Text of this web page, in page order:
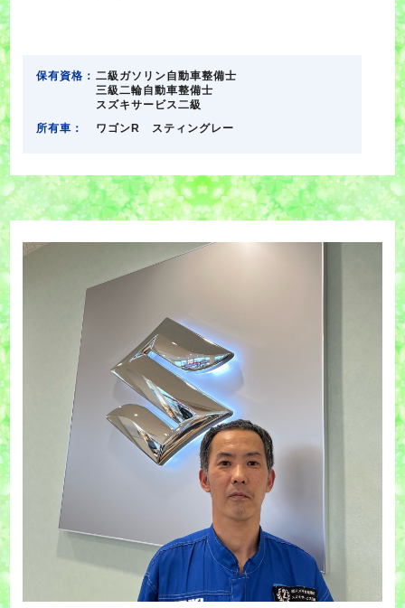
保有資格： 二級ガソリン自動車整備士
三級二輪自動車整備士
スズキサービス二級
所有車：
ワゴンR スティングレー